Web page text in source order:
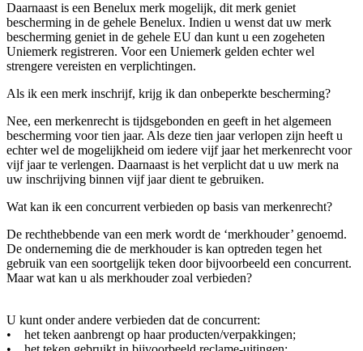
Daarnaast is een Benelux merk mogelijk, dit merk geniet
bescherming in de gehele Benelux. Indien u wenst dat uw merk
bescherming geniet in de gehele EU dan kunt u een zogeheten
Uniemerk registreren. Voor een Uniemerk gelden echter wel
strengere vereisten en verplichtingen.
Als ik een merk inschrijf, krijg ik dan onbeperkte bescherming?
Nee, een merkenrecht is tijdsgebonden en geeft in het algemeen
bescherming voor tien jaar. Als deze tien jaar verlopen zijn heeft u
echter wel de mogelijkheid om iedere vijf jaar het merkenrecht voor
vijf jaar te verlengen. Daarnaast is het verplicht dat u uw merk na
uw inschrijving binnen vijf jaar dient te gebruiken.
Wat kan ik een concurrent verbieden op basis van merkenrecht?
De rechthebbende van een merk wordt de ‘merkhouder’ genoemd.
De onderneming die de merkhouder is kan optreden tegen het
gebruik van een soortgelijk teken door bijvoorbeeld een concurrent.
Maar wat kan u als merkhouder zoal verbieden?
U kunt onder andere verbieden dat de concurrent:
• het teken aanbrengt op haar producten/verpakkingen;